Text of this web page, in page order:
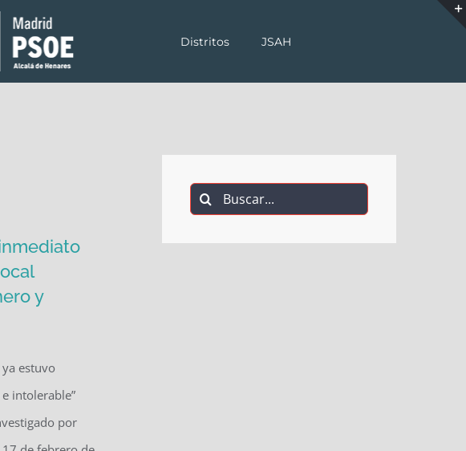
Distritos JSAH
y
estuvo
intolerable”
por
Buscar: